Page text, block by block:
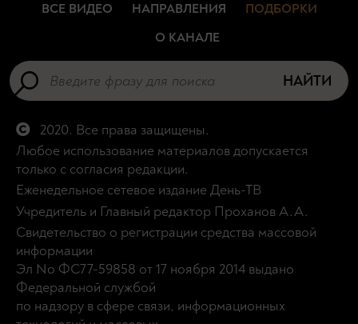
ВСЕ ВИДЕО НАПРАВЛЕНИЯ
ПОДБОРКИ
О КАНАЛЕ
НАЙТИ
2020. Все права защищены.
Любое использование материалов допускается
только с согласия редакции.
Еженедельное сетевое издание День-ТВ
Учредитель и Главный редактор Проханов А.А.
Свидетельство о регистрации средства массовой
информации
Эл No ФС77-59858 от 17 ноября 2014 выдано
Федеральной службой
по надзору в сфере связи, информационных